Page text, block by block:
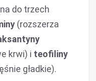
do trzech
(rozszerza
krwi) i teofiliny
gładkie).